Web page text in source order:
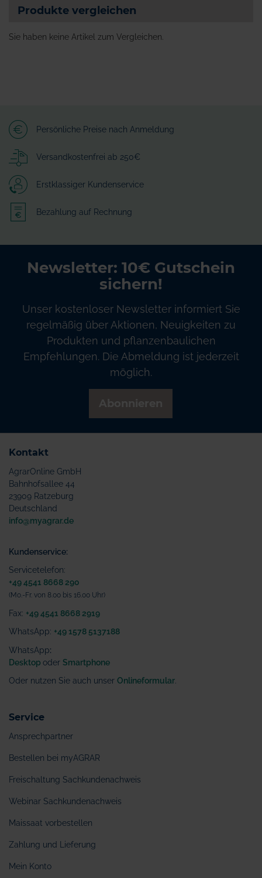
Produkte vergleichen
Sie haben keine Artikel zum Vergleichen.
Persönliche Preise nach Anmeldung
Versandkostenfrei ab 250€
Erstklassiger Kundenservice
Bezahlung auf Rechnung
Newsletter: 10€ Gutschein
sichern!
Unser kostenloser Newsletter informiert Sie
regelmäßig über Aktionen, Neuigkeiten zu
Produkten und pflanzenbaulichen
Empfehlungen. Die Abmeldung ist jederzeit
möglich.
Kontakt
AgrarOnline GmbH
Bahnhofsallee 44
23909 Ratzeburg
Deutschland
info@myagrar.de
Kundenservice:
Servicetelefon:
+49 4541 8668 290
(Mo.-Fr. von 8.00 bis 16.00 Uhr)
Fax: +49 4541 8668 2919
WhatsApp: +49 1578 5137188
WhatsApp:
Desktop oder Smartphone
Oder nutzen Sie auch unser Onlineformular
Service
Ansprechpartner
Bestellen bei myAGRAR
Freischaltung Sachkundenachweis
Webinar Sachkundenachweis
Maissaat vorbestellen
Zahlung und Lieferung
Mein Konto